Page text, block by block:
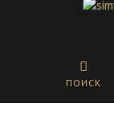
ПОИСК